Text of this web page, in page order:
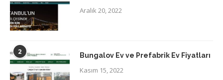
Aralık 20, 2022
2 Bungalov Ev ve Prefabrik Ev Fiyatları
Kasım 15, 2022